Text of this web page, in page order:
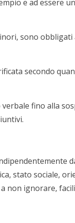
e ad essere
sono obbligati
secondo
fino alla
stato sociale,
non ignorare,